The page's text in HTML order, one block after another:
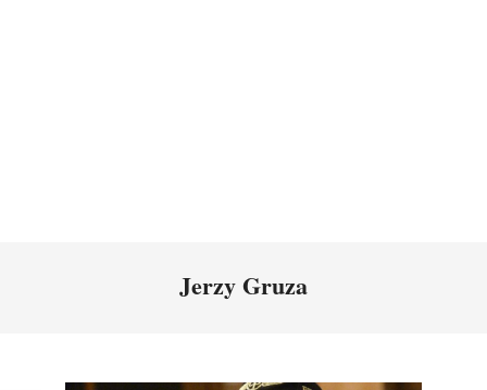
Jerzy Gruza